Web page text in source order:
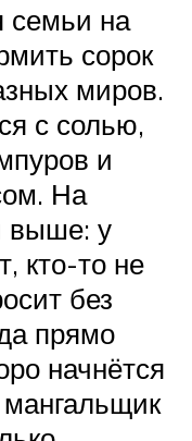
семьи на
сорок
миров.
с солью,
и
На
выше: у
кто-то не
без
прямо
начнётся